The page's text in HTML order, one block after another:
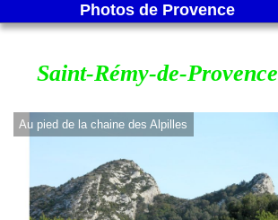
Photos de Provence
Saint-Rémy-de-Provence
Au pied de la chaine des Alpilles